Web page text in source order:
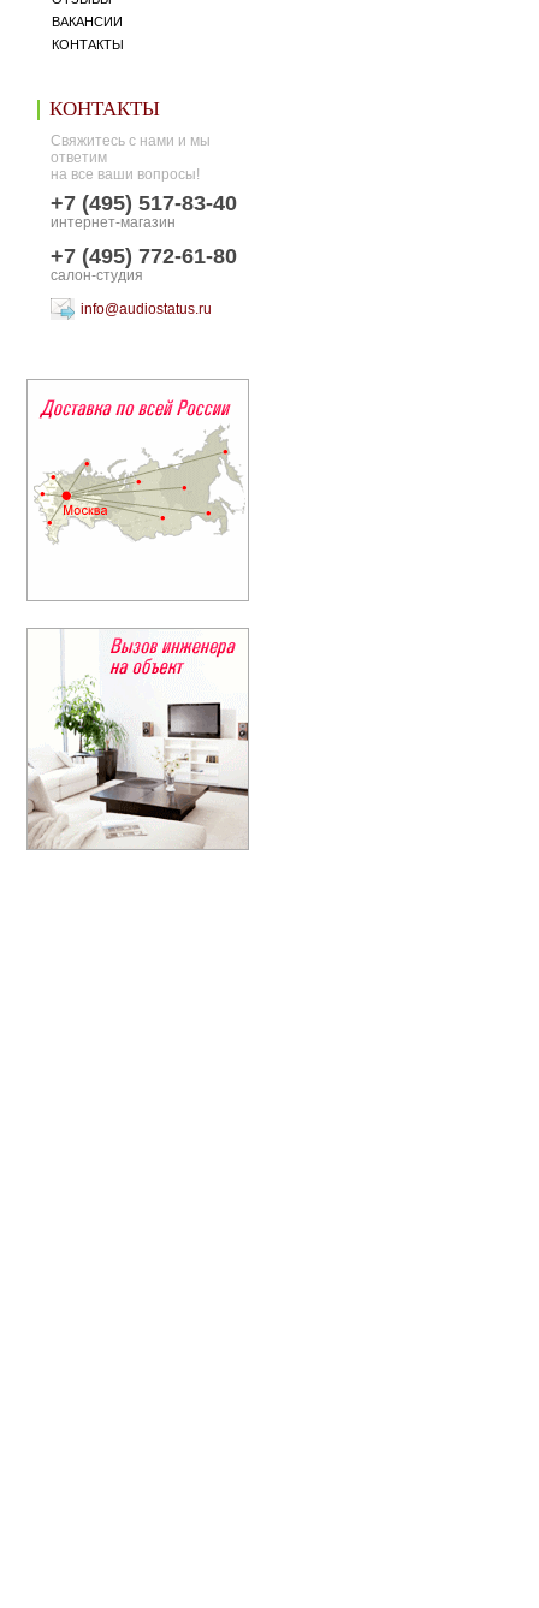
ВАКАНСИИ
КОНТАКТЫ
КОНТАКТЫ
Свяжитесь с нами и мы
ответим
на все ваши вопросы!
+7 (495) 517-83-40
интернет-магазин
+7 (495) 772-61-80
салон-студия
info@audiostatus.ru